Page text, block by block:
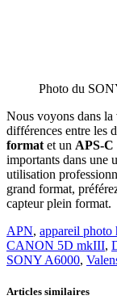
Photo du
Nous voyons dans la
différences entre les
format et un APS-C
importants dans une
utilisation
grand format,
capteur plein format.
APN, appareil photo
CANON 5D mkIII,
SONY A6000,
Articles similaires